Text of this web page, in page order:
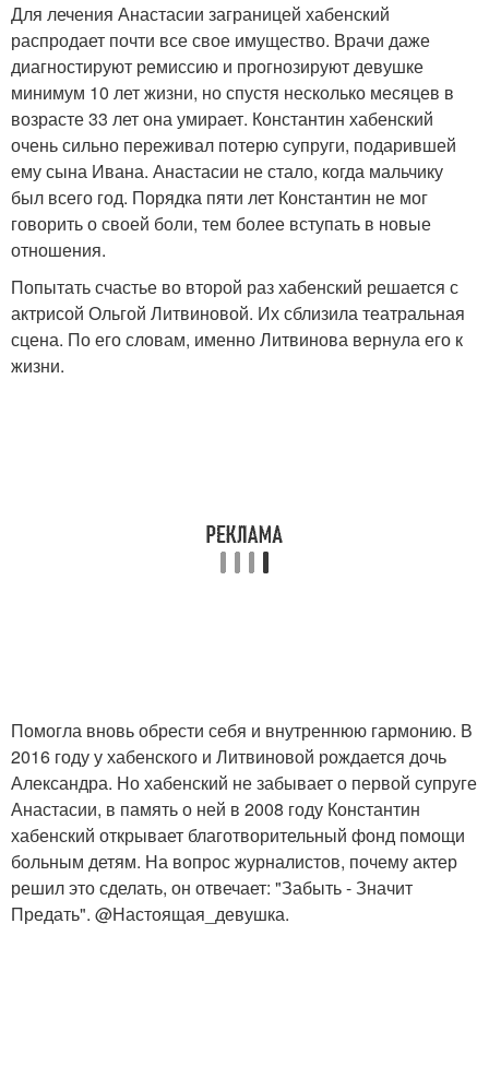
Для лечения Анастасии заграницей хабенский
распродает почти все свое имущество. Врачи даже
диагностируют ремиссию и прогнозируют девушке
минимум 10 лет жизни, но спустя несколько месяцев в
возрасте 33 лет она умирает. Константин хабенский
очень сильно переживал потерю супруги, подарившей
ему сына Ивана. Анастасии не стало, когда мальчику
был всего год. Порядка пяти лет Константин не мог
говорить о своей боли, тем более вступать в новые
отношения.
Попытать счастье во второй раз хабенский решается с
актрисой Ольгой Литвиновой. Их сблизила театральная
сцена. По его словам, именно Литвинова вернула его к
жизни.
Помогла вновь обрести себя и внутреннюю гармонию. В
2016 году у хабенского и Литвиновой рождается дочь
Александра. Но хабенский не забывает о первой супруге
Анастасии, в память о ней в 2008 году Константин
хабенский открывает благотворительный фонд помощи
больным детям. На вопрос журналистов, почему актер
решил это сделать, он отвечает: "Забыть - Значит
Предать". @Настоящая_девушка.